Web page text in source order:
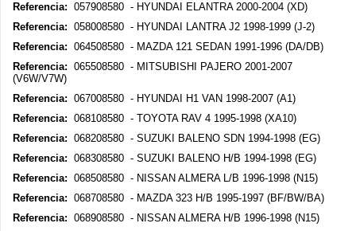
Referencia: 057908580 - HYUNDAI ELANTRA 2000-2004 (XD)
Referencia: 058008580 - HYUNDAI LANTRA J2 1998-1999 (J-2)
Referencia: 064508580 - MAZDA 121 SEDAN 1991-1996 (DA/DB)
Referencia: 065508580 - MITSUBISHI PAJERO 2001-2007
(V6W/V7W)
Referencia: 067008580 - HYUNDAI H1 VAN 1998-2007 (A1)
Referencia: 068108580 - TOYOTA RAV 4 1995-1998 (XA10)
Referencia: 068208580 - SUZUKI BALENO SDN 1994-1998 (EG)
Referencia: 068308580 - SUZUKI BALENO H/B 1994-1998 (EG)
Referencia: 068508580 - NISSAN ALMERA L/B 1996-1998 (N15)
Referencia: 068708580 - MAZDA 323 H/B 1995-1997 (BF/BW/BA)
Referencia: 068908580 - NISSAN ALMERA H/B 1996-1998 (N15)